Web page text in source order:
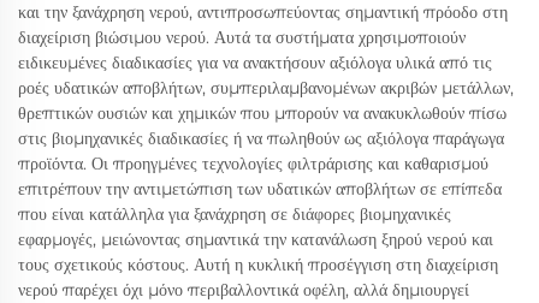
και την ξανάχρηση νερού, αντιπροσωπεύοντας σημαντική πρόοδο στη
διαχείριση βιώσιμου νερού. Αυτά τα συστήματα χρησιμοποιούν
ειδικευμένες διαδικασίες για να ανακτήσουν αξιόλογα υλικά από τις
ροές υδατικών αποβλήτων, συμπεριλαμβανομένων ακριβών μετάλλων,
θρεπτικών ουσιών και χημικών που μπορούν να ανακυκλωθούν πίσω
στις βιομηχανικές διαδικασίες ή να πωληθούν ως αξιόλογα παράγωγα
προϊόντα. Οι προηγμένες τεχνολογίες φιλτράρισης και καθαρισμού
επιτρέπουν την αντιμετώπιση των υδατικών αποβλήτων σε επίπεδα
που είναι κατάλληλα για ξανάχρηση σε διάφορες βιομηχανικές
εφαρμογές, μειώνοντας σημαντικά την κατανάλωση ξηρού νερού και
τους σχετικούς κόστους. Αυτή η κυκλική προσέγγιση στη διαχείριση
νερού παρέχει όχι μόνο περιβαλλοντικά οφέλη, αλλά δημιουργεί